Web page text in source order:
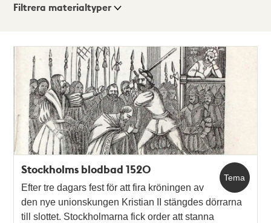
Visningsläge
Lista
Karta
Filtrera materialtyper
Tema
Stockholms blodbad 1520
Efter tre dagars fest för att fira kröningen av
den nye unionskungen Kristian II stängdes dörrarna
till slottet. Stockholmarna fick order att stanna